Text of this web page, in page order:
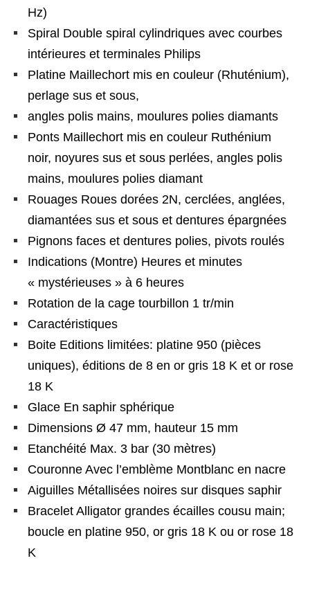
Hz)
Spiral Double spiral cylindriques avec courbes
intérieures et terminales Philips
Platine Maillechort mis en couleur (Rhuténium),
perlage sus et sous,
angles polis mains, moulures polies diamants
Ponts Maillechort mis en couleur Ruthénium
noir, noyures sus et sous perlées, angles polis
mains, moulures polies diamant
Rouages Roues dorées 2N, cerclées, anglées,
diamantées sus et sous et dentures épargnées
Pignons faces et dentures polies, pivots roulés
Indications (Montre) Heures et minutes
« mystérieuses » à 6 heures
Rotation de la cage tourbillon 1 tr/min
Caractéristiques
Boite Editions limitées: platine 950 (pièces
uniques), éditions de 8 en or gris 18 K et or rose
18 K
Glace En saphir sphérique
Dimensions Ø 47 mm, hauteur 15 mm
Etanchéité Max. 3 bar (30 mètres)
Couronne Avec l’emblème Montblanc en nacre
Aiguilles Métallisées noires sur disques saphir
Bracelet Alligator grandes écailles cousu main;
boucle en platine 950, or gris 18 K ou or rose 18
K